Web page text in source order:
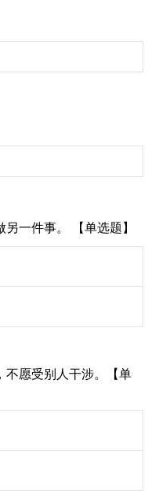
一件事。 【单选题】
不愿受别人干涉。【单